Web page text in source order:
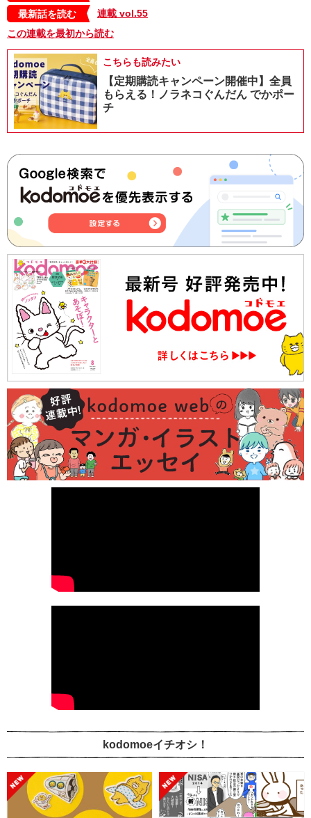
最新話を読む
連載 vol.55
この連載を最初から読む
こちらも読みたい
【定期購読キャンペーン開催中】全員
もらえる！ノラネコぐんだん でかポー
チ
kodomoeイチオシ！